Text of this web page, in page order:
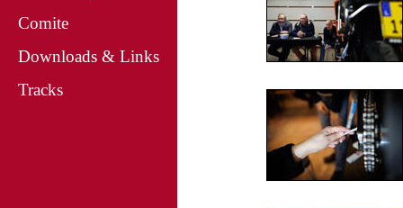
Comite
Downloads & Links
Tracks